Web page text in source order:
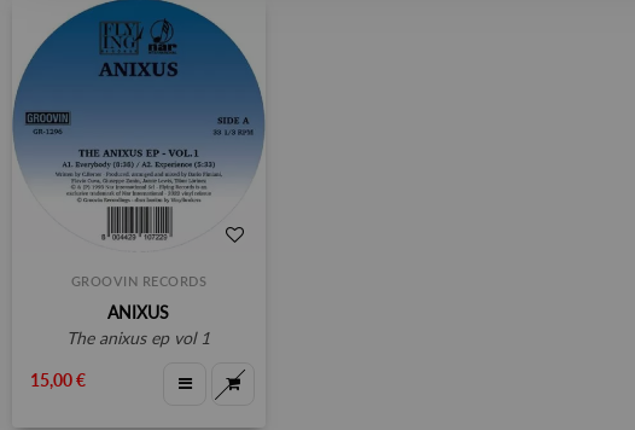
GROOVIN RECORDS
ANIXUS
the anixus ep vol 1
15,00 €